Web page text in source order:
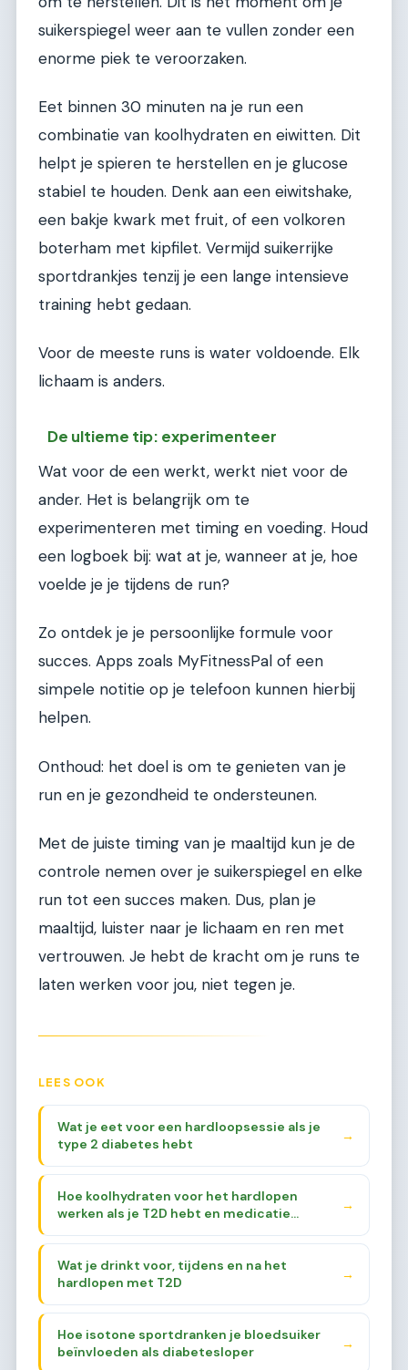
suikerspiegel weer aan te vullen zonder een
enorme piek te veroorzaken.
Eet binnen 30 minuten na je run een
combinatie van koolhydraten en eiwitten. Dit
helpt je spieren te herstellen en je glucose
stabiel te houden. Denk aan een eiwitshake,
een bakje kwark met fruit, of een volkoren
boterham met kipfilet. Vermijd suikerrijke
sportdrankjes tenzij je een lange intensieve
training hebt gedaan.
Voor de meeste runs is water voldoende. Elk
lichaam is anders.
De ultieme tip: experimenteer
Wat voor de een werkt, werkt niet voor de
ander. Het is belangrijk om te
experimenteren met timing en voeding. Houd
een logboek bij: wat at je, wanneer at je, hoe
voelde je je tijdens de run?
Zo ontdek je je persoonlijke formule voor
succes. Apps zoals MyFitnessPal of een
simpele notitie op je telefoon kunnen hierbij
helpen.
Onthoud: het doel is om te genieten van je
run en je gezondheid te ondersteunen.
Met de juiste timing van je maaltijd kun je de
controle nemen over je suikerspiegel en elke
run tot een succes maken. Dus, plan je
maaltijd, luister naar je lichaam en ren met
vertrouwen. Je hebt de kracht om je runs te
laten werken voor jou, niet tegen je.
LEES OOK
Wat je eet voor een hardloopsessie als je
type 2 diabetes hebt
→
Hoe koolhydraten voor het hardlopen
werken als je T2D hebt en medicatie
→
Wat je drinkt voor, tijdens en na het
hardlopen met T2D
→
Hoe isotone sportdranken je bloedsuiker
beïnvloeden als diabetesloper
→